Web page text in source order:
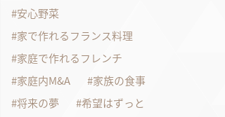
安心野菜
家で作れるフランス料理
家庭で作れるフレンチ
家庭内M&A
家族の食事
将来の夢
希望はずっと